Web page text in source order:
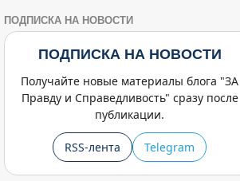
ПОДПИСКА НА НОВОСТИ
ПОДПИСКА НА НОВОСТИ
Получайте новые материалы блога "ЗА
Правду и Справедливость" сразу после
публикации.
RSS-лента Telegram